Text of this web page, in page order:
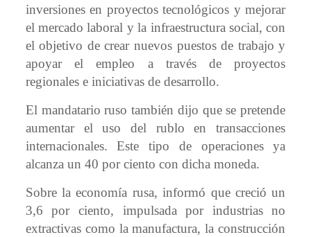
inversiones en proyectos tecnológicos y mejorar
el mercado laboral y la infraestructura social, con
el objetivo de crear nuevos puestos de trabajo y
apoyar el empleo a través de proyectos
regionales e iniciativas de desarrollo.
El mandatario ruso también dijo que se pretende
aumentar el uso del rublo en transacciones
internacionales. Este tipo de operaciones ya
alcanza un 40 por ciento con dicha moneda.
Sobre la economía rusa, informó que creció un
3,6 por ciento, impulsada por industrias no
extractivas como la manufactura, la construcción